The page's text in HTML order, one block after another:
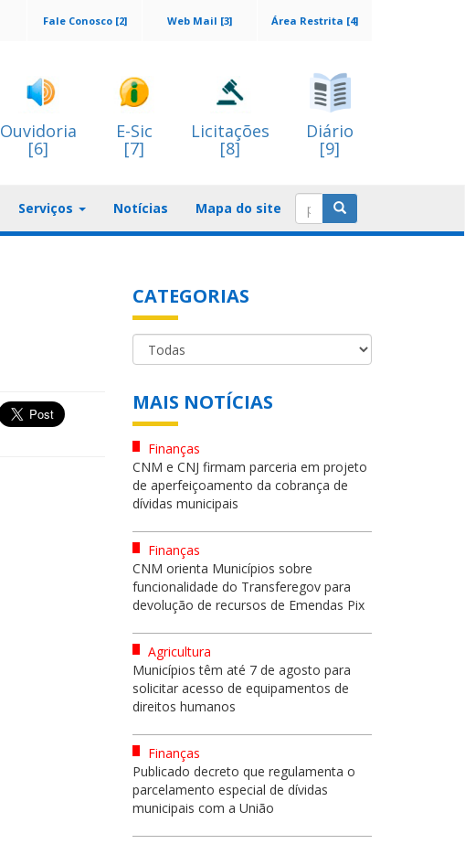
Área Restrita [4]
Web Mail [3]
Fale Conosco [2]
Ouvidoria
[6]
E-Sic
[7]
Licitações
[8]
Diário
[9]
Serviços Notícias Mapa do site
CATEGORIAS
MAIS NOTÍCIAS
Finanças
CNM e CNJ firmam parceria em projeto
de aperfeiçoamento da cobrança de
dívidas municipais
Finanças
CNM orienta Municípios sobre
funcionalidade do Transferegov para
devolução de recursos de Emendas Pix
Agricultura
Municípios têm até 7 de agosto para
solicitar acesso de equipamentos de
direitos humanos
Finanças
Publicado decreto que regulamenta o
parcelamento especial de dívidas
municipais com a União